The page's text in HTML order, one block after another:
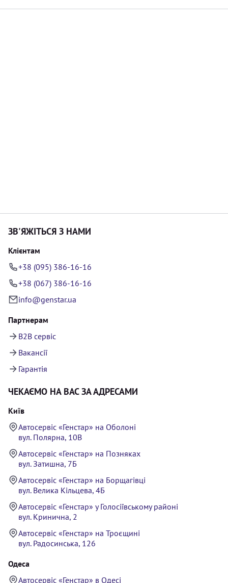
ЗВ'ЯЖІТЬСЯ З НАМИ
Клієнтам
+38 (095) 386-16-16
+38 (067) 386-16-16
info@genstar.ua
Партнерам
B2B сервіс
Вакансії
Гарантія
ЧЕКАЄМО НА ВАС ЗА АДРЕСАМИ
Київ
Автосервіс «Генстар» на Оболоні
вул. Полярна, 10В
Автосервіс «Генстар» на Позняках
вул. Затишна, 7Б
Автосервіс «Генстар» на Борщагівці
вул. Велика Кільцева, 4Б
Автосервіс «Генстар» у Голосіївському районі
вул. Кринична, 2
Автосервіс «Генстар» на Троєщині
вул. Радосинська, 126
Одеса
Автосервіс «Генстар» в Одесі